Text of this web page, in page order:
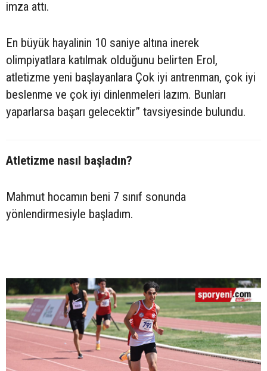
imza attı.
En büyük hayalinin 10 saniye altına inerek
olimpiyatlara katılmak olduğunu belirten Erol,
atletizme yeni başlayanlara Çok iyi antrenman, çok iyi
beslenme ve çok iyi dinlenmeleri lazım. Bunları
yaparlarsa başarı gelecektir” tavsiyesinde bulundu.
Atletizme nasıl başladın?
Mahmut hocamın beni 7 sınıf sonunda
yönlendirmesiyle başladım.